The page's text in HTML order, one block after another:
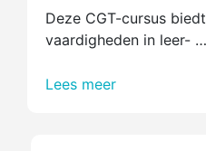
Deze CGT-cursus
vaardigheden in leer- …
Lees meer